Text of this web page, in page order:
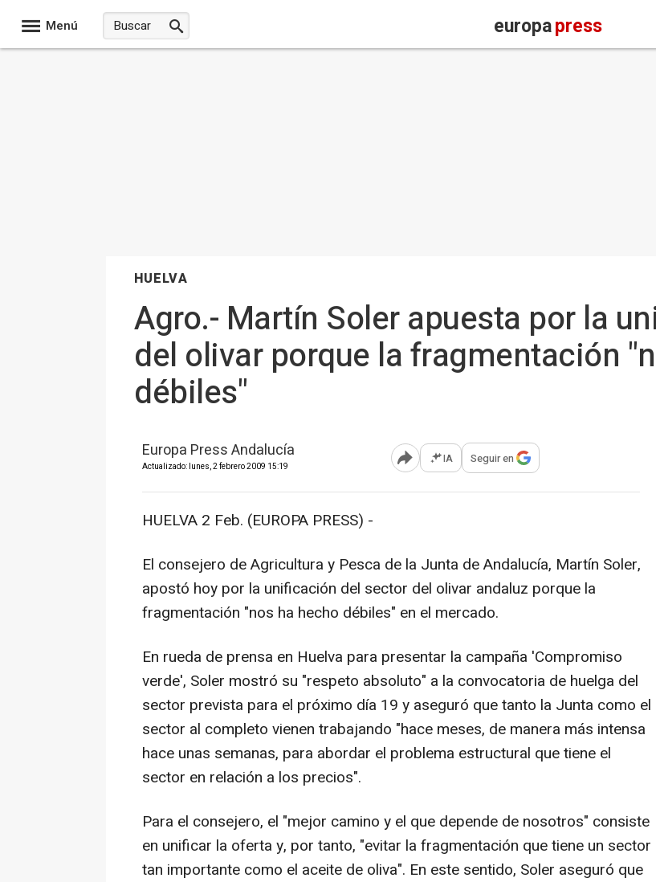
Menú europapress
HUELVA
Agro.- Martín Soler apuesta por la
del olivar porque la fragmentación
débiles"
Europa Press Andalucía
Actualizado: lunes, 2 febrero 2009 15:19 Abrir opciones para compartir
IA Seguir en
HUELVA 2 Feb. (EUROPA PRESS) -
El consejero de Agricultura y Pesca de la Junta de Andalucía, Martín Soler,
apostó hoy por la unificación del sector del olivar andaluz porque la
fragmentación "nos ha hecho débiles" en el mercado.
En rueda de prensa en Huelva para presentar la campaña 'Compromiso
verde', Soler mostró su "respeto absoluto" a la convocatoria de huelga del
sector prevista para el próximo día 19 y aseguró que tanto la Junta como el
sector al completo vienen trabajando "hace meses, de manera más intensa
hace unas semanas, para abordar el problema estructural que tiene el
sector en relación a los precios".
Para el consejero, el "mejor camino y el que depende de nosotros" consiste
en unificar la oferta y, por tanto, "evitar la fragmentación que tiene un sector
tan importante como el aceite de oliva". En este sentido, Soler aseguró que